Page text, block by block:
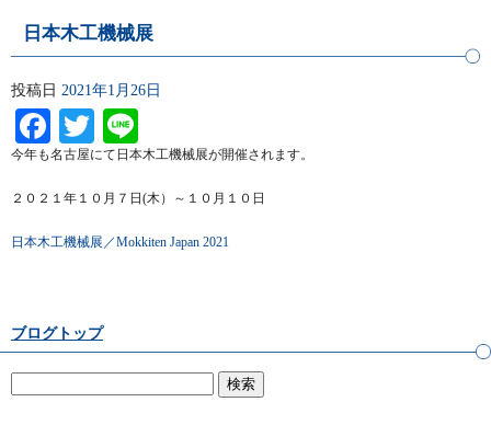
日本木工機械展
投稿日 2021年1月26日
Facebook
Twitter
今年も名古屋にて日本木工機械展が開催されます。
２０２１年１０月７日(木）～１０月１０日
日本木工機械展／Mokkiten Japan 2021
ブログトップ